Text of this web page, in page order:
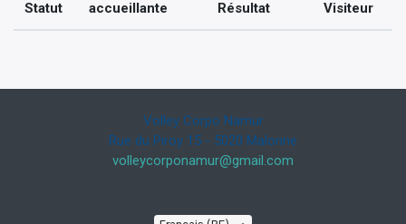
Statut
accueillante
Résultat
Visiteur
Volley Corpo Namur
Rue du Piroy 15 - 5020 Malonne
volleycorponamur@gmail.com